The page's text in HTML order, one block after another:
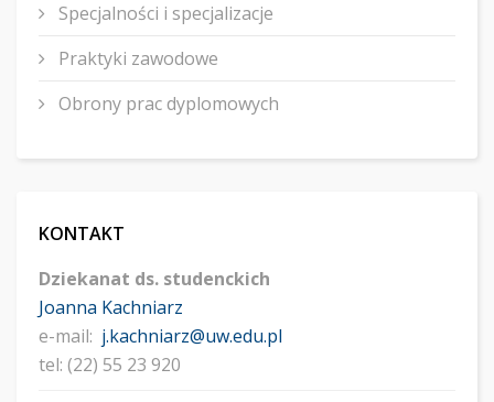
Specjalności i specjalizacje
Praktyki zawodowe
Obrony prac dyplomowych
KONTAKT
Dziekanat ds. studenckich
Joanna Kachniarz
e-mail: j.kachniarz@uw.edu.pl
tel: (22) 55 23 920